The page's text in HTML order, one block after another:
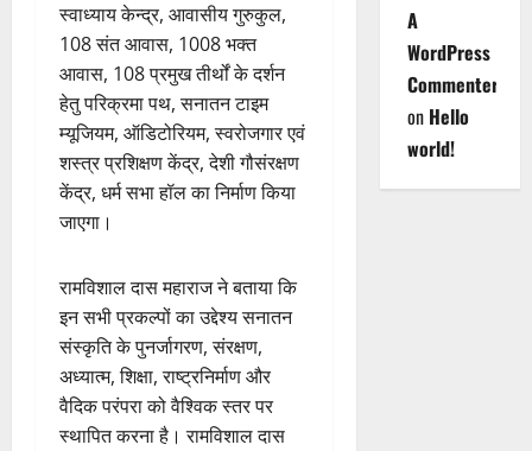
स्वाध्याय केन्द्र, आवासीय गुरुकुल,
108 संत आवास, 1008 भक्त
आवास, 108 प्रमुख तीर्थों के दर्शन
हेतु परिक्रमा पथ, सनातन टाइम
म्यूजियम, ऑडिटोरियम, स्वरोजगार एवं
शस्त्र प्रशिक्षण केंद्र, देशी गौसंरक्षण
केंद्र, धर्म सभा हॉल का निर्माण किया
जाएगा।
रामविशाल दास महाराज ने बताया कि
इन सभी प्रकल्पों का उद्देश्य सनातन
संस्कृति के पुनर्जागरण, संरक्षण,
अध्यात्म, शिक्षा, राष्ट्रनिर्माण और
वैदिक परंपरा को वैश्विक स्तर पर
स्थापित करना है। रामविशाल दास
A
WordPress
Commenter
on Hello
world!